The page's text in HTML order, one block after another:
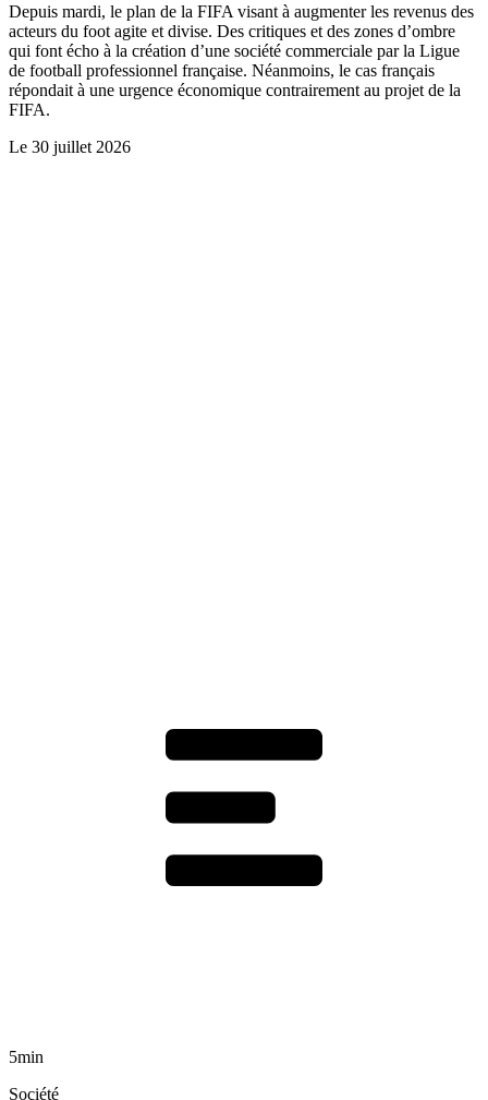
Depuis mardi, le plan de la FIFA visant à augmenter les revenus des
acteurs du foot agite et divise. Des critiques et des zones d’ombre
qui font écho à la création d’une société commerciale par la Ligue
de football professionnel française. Néanmoins, le cas français
répondait à une urgence économique contrairement au projet de la
FIFA.
Le 30 juillet 2026
5min
Société